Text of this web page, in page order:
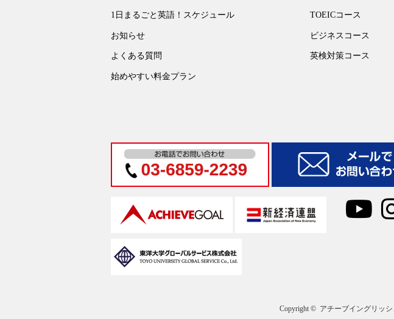
1日まるごと英語！スケジュール
お知らせ
よくある質問
始めやすい料金プラン
TOEICコース
ビジネスコース
英検対策コース
Copyright © アチーブイングリッ